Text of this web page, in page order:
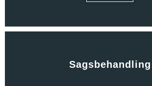
Sagsbehandling